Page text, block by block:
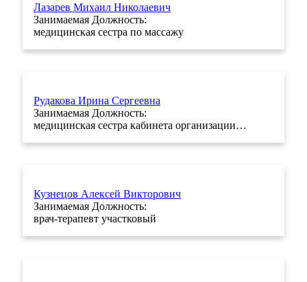
Лазарев Михаил Николаевич
Занимаемая Должность:
медицинская сестра по массажу
Рудакова Ирина Сергеевна
Занимаемая Должность:
медицинская сестра кабинета организации…
Кузнецов Алексей Викторович
Занимаемая Должность:
врач-терапевт участковый